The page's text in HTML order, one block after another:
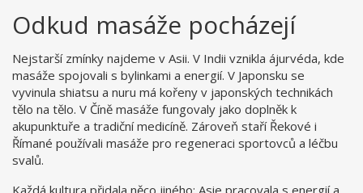
Odkud masáže pocházejí
Nejstarší zmínky najdeme v Asii. V Indii vznikla ájurvéda, kde
masáže spojovali s bylinkami a energií. V Japonsku se
vyvinula shiatsu a nuru má kořeny v japonských technikách
tělo na tělo. V Číně masáže fungovaly jako doplněk k
akupunktuře a tradiční medicíně. Zároveň staří Řekové i
Římané používali masáže pro regeneraci sportovců a léčbu
svalů.
Každá kultura přidala něco jiného: Asie pracovala s energií a